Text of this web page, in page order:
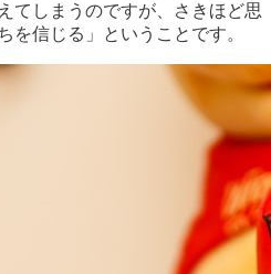
てしまうのですが、さきほど思
を信じる」ということです。